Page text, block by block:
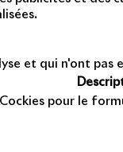
et qui n'ont pas
Cockies pour le